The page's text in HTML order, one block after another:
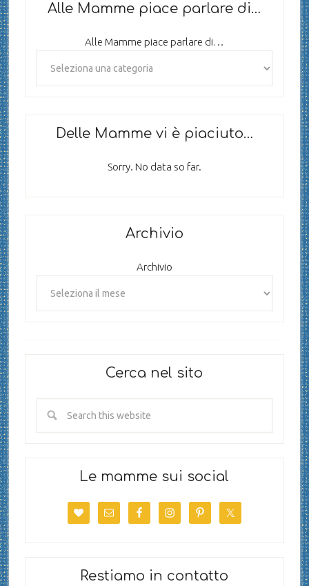
Alle Mamme piace parlare di…
Alle Mamme piace parlare di…
Delle Mamme vi è piaciuto…
Sorry. No data so far.
Archivio
Archivio
Cerca nel sito
Le mamme sui social
Restiamo in contatto